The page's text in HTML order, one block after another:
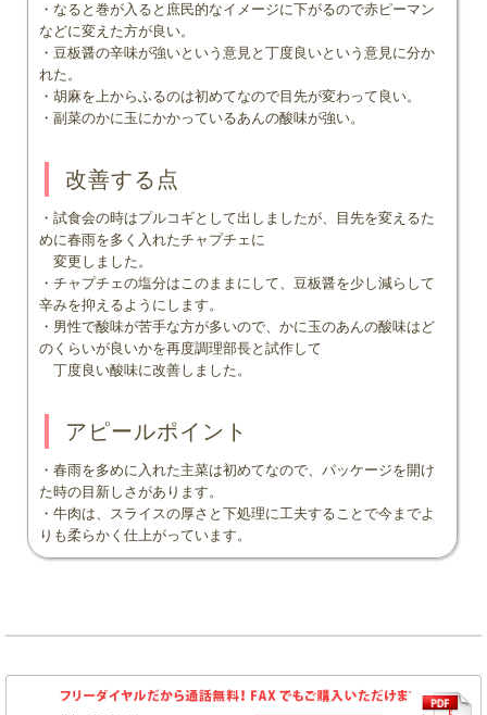
・なると巻が入ると庶民的なイメージに下がるので赤ピーマン
などに変えた方が良い。
・豆板醤の辛味が強いという意見と丁度良いという意見に分か
れた。
・胡麻を上からふるのは初めてなので目先が変わって良い。
・副菜のかに玉にかかっているあんの酸味が強い。
改善する点
・試食会の時はプルコギとして出しましたが、目先を変えるた
めに春雨を多く入れたチャプチェに
変更しました。
・チャプチェの塩分はこのままにして、豆板醤を少し減らして
辛みを抑えるようにします。
・男性で酸味が苦手な方が多いので、かに玉のあんの酸味はど
のくらいが良いかを再度調理部長と試作して
丁度良い酸味に改善しました。
アピールポイント
・春雨を多めに入れた主菜は初めてなので、パッケージを開け
た時の目新しさがあります。
・牛肉は、スライスの厚さと下処理に工夫することで今までよ
りも柔らかく仕上がっています。